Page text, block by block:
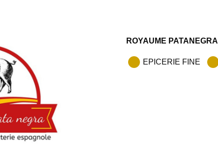
ROYAUME PATANEGRA
EPICERIE FINE